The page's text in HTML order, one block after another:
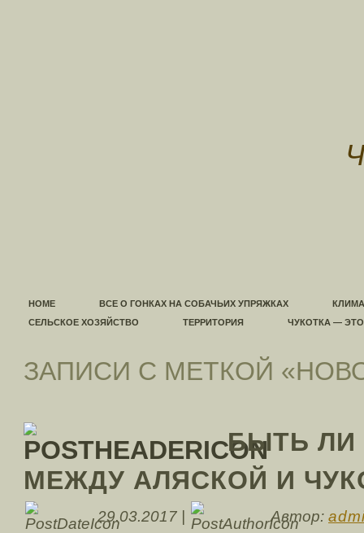
HOME ВСЕ О ГОНКАХ НА СОБАЧЬИХ УПРЯЖКАХ
СЕЛЬСКОЕ ХОЗЯЙСТВО
ТЕРРИТОРИЯ ЧУКОТКА —
ЗАПИСИ С МЕТКОЙ
БЫТЬ ЛИ
МЕЖДУ АЛЯСКОЙ И
29.03.2017 | Автор: